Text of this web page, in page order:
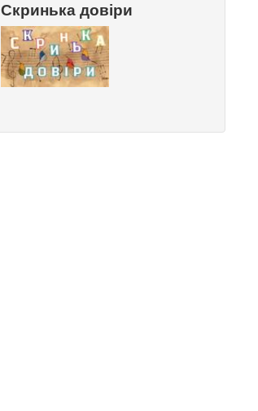
Скринька довіри